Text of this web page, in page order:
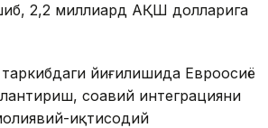
2,2 миллиард АҚШ долларига
йиғилишида Евроосиё
соҳавий интеграцияни
иқтисодий